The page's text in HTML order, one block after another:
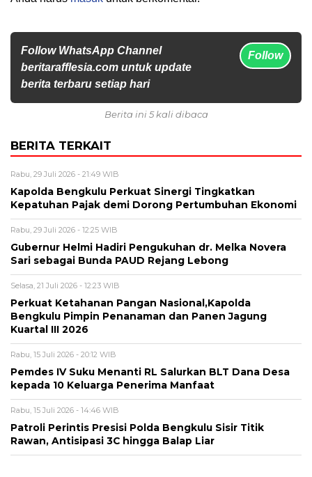
Follow WhatsApp Channel
beritarafflesia.com untuk update
berita terbaru setiap hari
Follow
Berita ini 5 kali dibaca
BERITA TERKAIT
Rabu, 29 Juli 2026 - 21:49 WIB
Kapolda Bengkulu Perkuat Sinergi Tingkatkan
Kepatuhan Pajak demi Dorong Pertumbuhan Ekonomi
Rabu, 29 Juli 2026 - 12:25 WIB
Gubernur Helmi Hadiri Pengukuhan dr. Melka Novera
Sari sebagai Bunda PAUD Rejang Lebong
Selasa, 21 Juli 2026 - 12:23 WIB
Perkuat Ketahanan Pangan Nasional,Kapolda
Bengkulu Pimpin Penanaman dan Panen Jagung
Kuartal III 2026
Rabu, 15 Juli 2026 - 20:12 WIB
Pemdes IV Suku Menanti RL Salurkan BLT Dana Desa
kepada 10 Keluarga Penerima Manfaat
Rabu, 15 Juli 2026 - 14:46 WIB
Patroli Perintis Presisi Polda Bengkulu Sisir Titik
Rawan, Antisipasi 3C hingga Balap Liar